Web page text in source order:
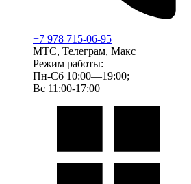
+7 978 715-06-95
МТС, Телеграм, Макс
Режим работы:
Пн-Сб 10:00—19:00;
Вс 11:00-17:00